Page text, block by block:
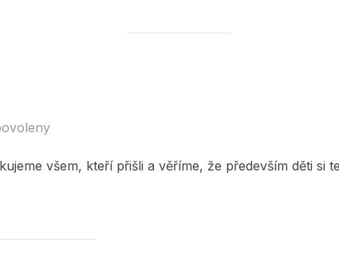
všem, kteří přišli a věříme, že především děti si